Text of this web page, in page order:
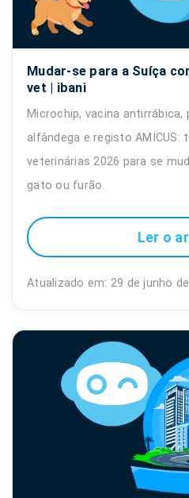
Mudar-se para a Suíça
vet | ibani
Microchip, vacina antirrábica,
alfândega e registo AMICUS:
veterinárias 2026 para se
gato ou furão.
Ler o
Atualizado em: 29 de junho